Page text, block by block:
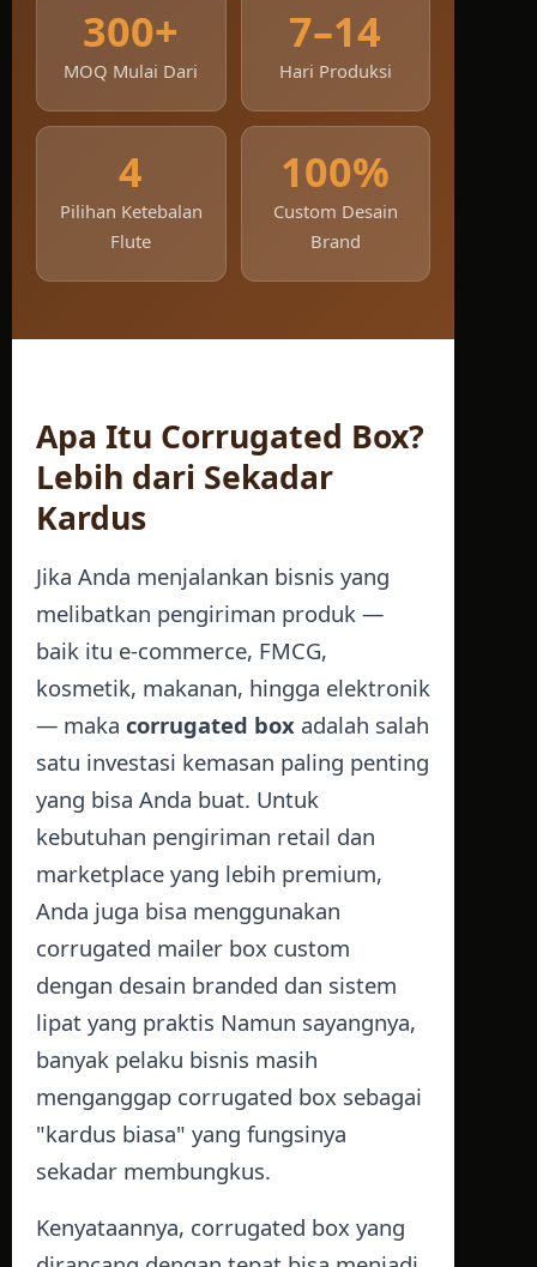
300+
MOQ Mulai Dari
7–14
Hari Produksi
4
Pilihan Ketebalan
Flute
100%
Custom Desain
Brand
Apa Itu Corrugated Box?
Lebih dari Sekadar
Kardus
Jika Anda menjalankan bisnis yang
melibatkan pengiriman produk —
baik itu e-commerce, FMCG,
kosmetik, makanan, hingga elektronik
— maka corrugated box adalah salah
satu investasi kemasan paling penting
yang bisa Anda buat. Untuk
kebutuhan pengiriman retail dan
marketplace yang lebih premium,
Anda juga bisa menggunakan
corrugated mailer box custom
dengan desain branded dan sistem
lipat yang praktis Namun sayangnya,
banyak pelaku bisnis masih
menganggap corrugated box sebagai
"kardus biasa" yang fungsinya
sekadar membungkus.
Kenyataannya, corrugated box yang